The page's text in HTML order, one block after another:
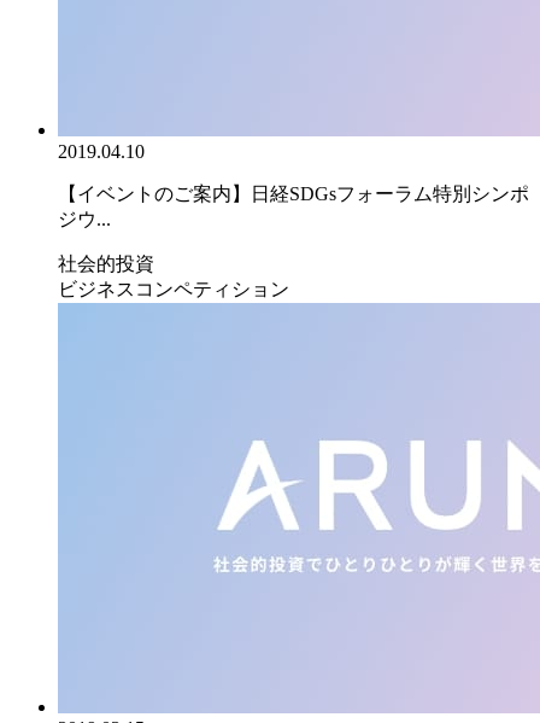
2019.04.10
【イベントのご案内】日経SDGsフォーラム特別シンポ
ジウ...
社会的投資
ビジネスコンペティション